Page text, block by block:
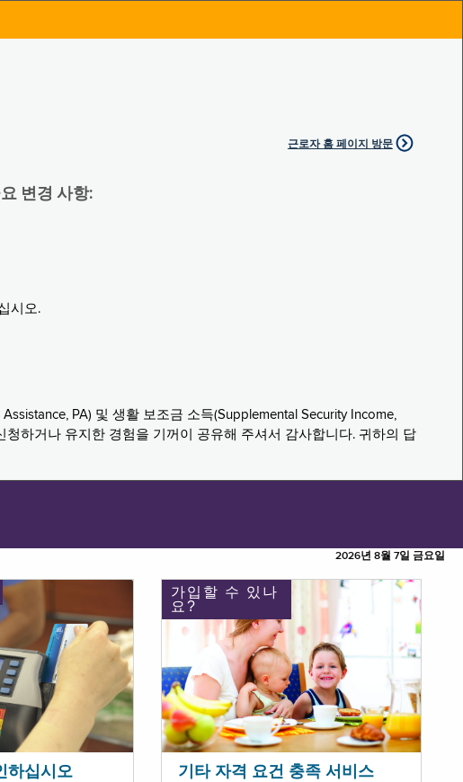
근로자 홈 페이지 방문
변경 사항:
시오.
PA) 및 생활 보조금 소득(Supplemental Security Income,
하거나 유지한 경험을 기꺼이 공유해 주셔서 감사합니다. 귀하의 답
2026년 8월 7일 금요일
하십시오
가입할 수 있나
요?
기타 자격 요건 충족 서비스